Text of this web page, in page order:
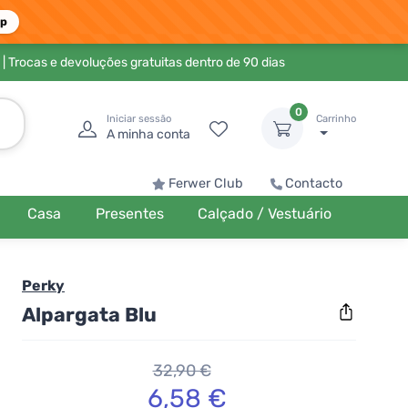
| Trocas e devoluções gratuitas dentro de 90 dias
Iniciar sessão
A minha conta
0
Carrinho
Ferwer Club Contacto
Casa Presentes Calçado / Vestuário
Perky
Alpargata Blu
32,90 €
6,58 €